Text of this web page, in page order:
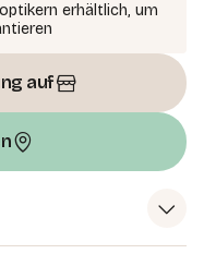
erhältlich, um
auf